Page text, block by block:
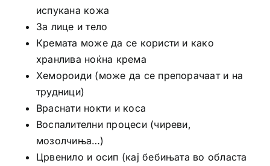
испукана кожа
За лице и тело
Кремата може да се користи и како
хранлива ноќна крема
Хемороиди (може да се препорачаат и на
трудници)
Враснати нокти и коса
Воспалителни процеси (чиреви,
мозолчиња…)
Црвенило и осип (кај бебињата во областа